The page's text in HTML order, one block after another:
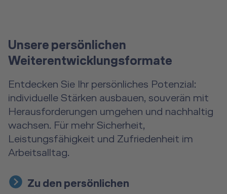
Unsere persönlichen
Weiterentwicklungsformate
Entdecken Sie Ihr persönliches Potenzial:
individuelle Stärken ausbauen, souverän mit
Herausforderungen umgehen und nachhaltig
wachsen. Für mehr Sicherheit,
Leistungsfähigkeit und Zufriedenheit im
Arbeitsalltag.
Zu den persönlichen